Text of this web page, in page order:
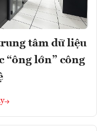
tâm dữ liệu
“ông lớn” công